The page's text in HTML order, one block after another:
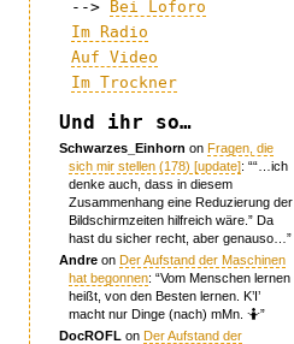
-->
Bei Loforo
Im Radio
Auf Video
Im Trockner
Und ihr so…
Schwarzes_Einhorn onFragen, die
sich mir stellen (178) [update]: ““…ich
denke auch, dass in diesem
Zusammenhang eine Reduzierung der
Bildschirmzeiten hilfreich wäre.” Da
hast du sicher recht, aber genauso… ”
Andre onDer Aufstand der Maschinen
hat begonnen: “Vom Menschen lernen
heißt, von den Besten lernen. K’I’
macht nur Dinge (nach) mMn. 🤷”
DocROFL onDer Aufstand der